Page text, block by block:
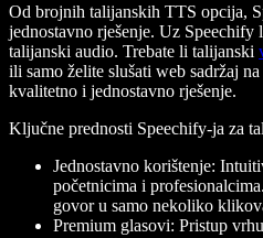
Od brojnih talijanskih TTS opcija,
jednostavno rješenje. Uz Speechify
talijanski audio. Trebate li talijanski
ili samo želite slušati web sadržaj
kvalitetno i jednostavno rješenje.
Ključne prednosti Speechify-ja za
Jednostavno korištenje:
početnicima i
govor u samo nekoliko
Premium glasovi: Pristup